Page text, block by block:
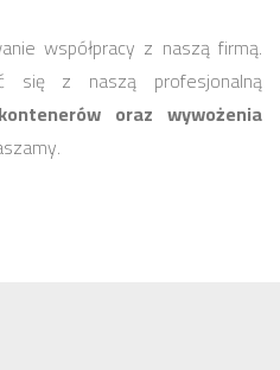
współpracy z naszą firmą.
się z naszą profesjonalną
oraz wywożenia